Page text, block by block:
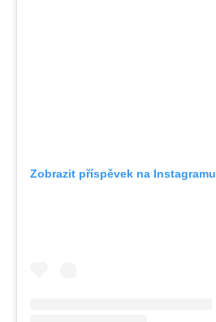
Zobrazit příspěvek na Instagramu